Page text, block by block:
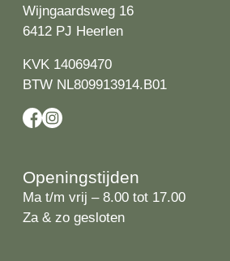
Wijngaardsweg 16
6412 PJ Heerlen
KVK 14069470
BTW NL809913914.B01
Openingstijden
Ma t/m vrij – 8.00 tot 17.00
Za & zo gesloten